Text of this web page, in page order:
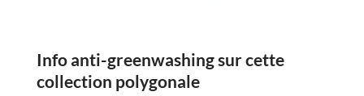
Info anti-greenwashing sur cette
collection polygonale